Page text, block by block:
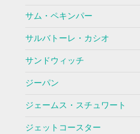
サム・ペキンパー
サルバトーレ・カシオ
サンドウィッチ
ジーパン
ジェームス・スチュワート
ジェットコースター